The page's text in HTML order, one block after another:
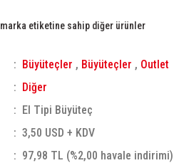
marka etiketine sahip diğer ürünler
Büyüteçler , Büyüteçler , Outlet
Diğer
El Tipi Büyüteç
3,50 USD + KDV
97,98 TL (%2,00 havale indirimi)